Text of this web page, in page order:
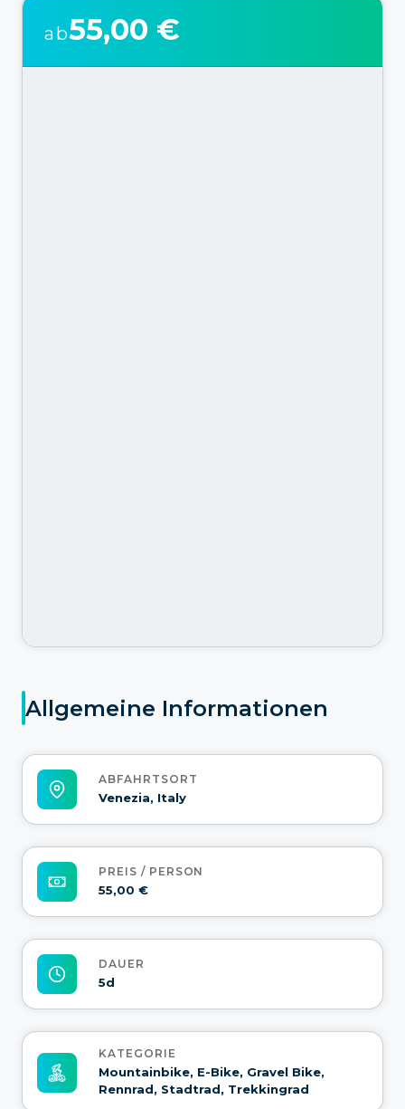
Allgemeine Informationen
ABFAHRTSORT
Venezia, Italy
PREIS / PERSON
55,00 €
DAUER
5d
KATEGORIE
Mountainbike, E-Bike, Gravel Bike,
Rennrad, Stadtrad, Trekkingrad
ab55,00 €